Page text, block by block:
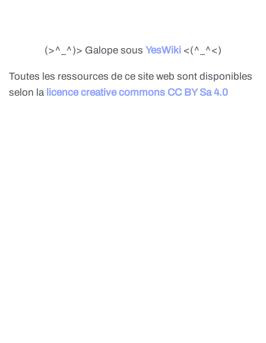
(>^_^)> Galope sous YesWiki <(^_^<)
Toutes les ressources de ce site web sont disponibles
selon la licence creative commons CC BY Sa 4.0